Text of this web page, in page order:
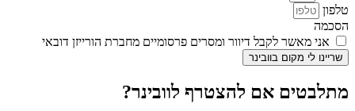
טלפון
הסכמה
אני מאשר לקבל דיוור ומסרים פרסומיים מחברת הורייזן דובאי
שריינו לי מקום בוובינר
מתלבטים אם להצטרף לוובינר?